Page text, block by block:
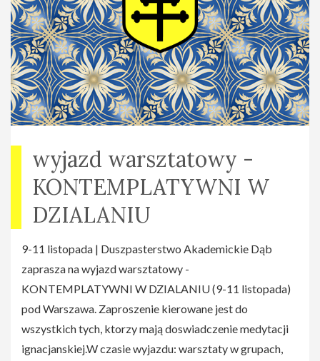
wyjazd warsztatowy -
KONTEMPLATYWNI W
DZIALANIU
9-11 listopada | Duszpasterstwo Akademickie Dąb
zaprasza na wyjazd warsztatowy -
KONTEMPLATYWNI W DZIALANIU (9-11 listopada)
pod Warszawa. Zaproszenie kierowane jest do
wszystkich tych, ktorzy mają doswiadczenie medytacji
ignacjanskiej.W czasie wyjazdu: warsztaty w grupach,